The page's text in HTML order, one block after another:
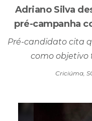
Adriano Silva
pré-campanha
Pré-candidato cita
como objetivo
Criciúma,